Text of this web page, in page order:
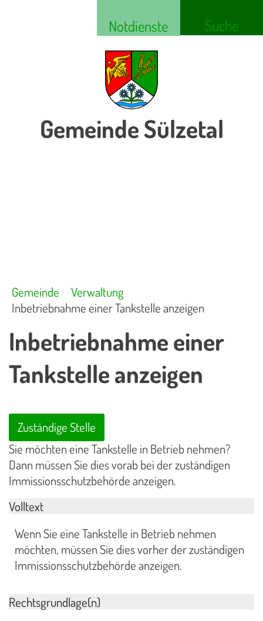
Notdienste Suche
Gemeinde Sülzetal
Gemeinde
Verwaltung
Inbetriebnahme einer Tankstelle anzeigen
Inbetriebnahme einer
Tankstelle anzeigen
Zuständige Stelle
Sie möchten eine Tankstelle in Betrieb nehmen?
Dann müssen Sie dies vorab bei der zuständigen
Immissionsschutzbehörde anzeigen.
Volltext
Wenn Sie eine Tankstelle in Betrieb nehmen
möchten, müssen Sie dies vorher der zuständigen
Immissionsschutzbehörde anzeigen.
Rechtsgrundlage(n)